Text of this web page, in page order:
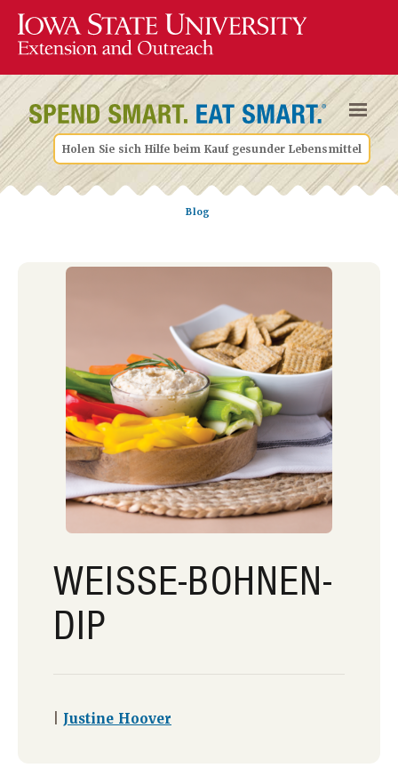
Holen Sie sich Hilfe beim Kauf gesunder Lebensmittel
Blog
WEISSE-BOHNEN-D
IP
Justine Hoover